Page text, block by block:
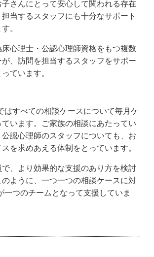
さんにとって安心して関われる存在
当するスタッフにも十分なサポート
。
心理士・公認心理師資格をもつ複数
、訪問を担当するスタッフをサポー
ています。
すべての相談ケースについて毎月ケ
います。ご家族の相談にあたってい
認心理師のスタッフについても、お
を求めあえる体制をとっています。
、より効果的な支援のあり方を検討
のように、一つ一つの相談ケースに対
一つのチームとなって支援していま